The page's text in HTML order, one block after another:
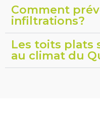
Comment
infiltrations?
Les toits plats
au climat du